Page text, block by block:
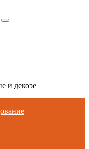
и декоре